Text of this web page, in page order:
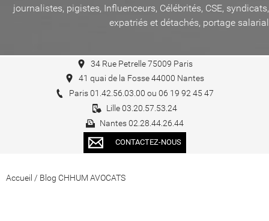
journalistes, pigistes, Influenceurs, Célébrités, CSE, syndicats,
expatriés et détachés, portage salarial
34 Rue Petrelle 75009 Paris
41 quai de la Fosse 44000 Nantes
Paris 01.42.56.03.00 ou 06 19 92 45 47
Lille 03.20.57.53.24
Nantes 02.28.44.26.44
CONTACTEZ-NOUS
Accueil / Blog CHHUM AVOCATS